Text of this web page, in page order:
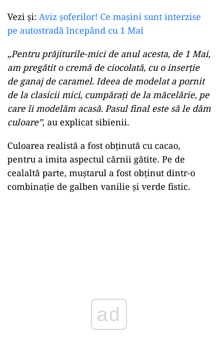
Vezi și: Aviz șoferilor! Ce mașini sunt interzise
pe autostradă începând cu 1 Mai
„Pentru prăjiturile-mici de anul acesta, de 1 Mai,
am pregătit o cremă de ciocolată, cu o inserție
de ganaj de caramel. Ideea de modelat a pornit
de la clasicii mici, cumpărați de la măcelărie, pe
care îi modelăm acasă. Pasul final este să le dăm
culoare”, au explicat sibienii.
Culoarea realistă a fost obținută cu cacao,
pentru a imita aspectul cărnii gătite. Pe de
cealaltă parte, muștarul a fost obținut dintr-o
combinație de galben vanilie și verde fistic.
ad